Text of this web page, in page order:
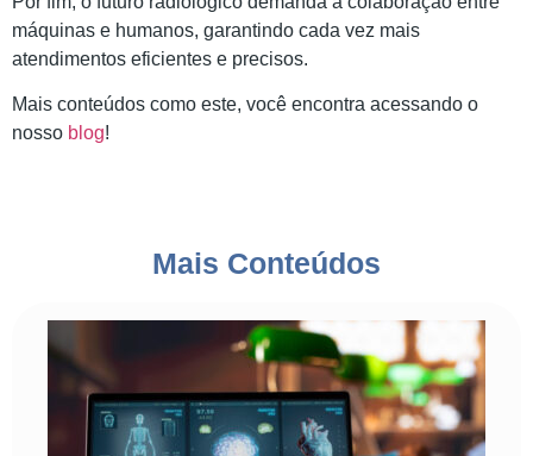
máquinas e humanos, garantindo cada vez mais
atendimentos eficientes e precisos.
Mais conteúdos como este, você encontra acessando o
nosso blog!
Mais Conteúdos